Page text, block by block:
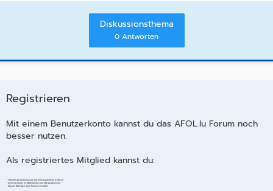
Diskussionsthema
0 Antworten
Registrieren
Mit einem Benutzerkonto kannst du das AFOL.lu Forum noch
besser nutzen.
Als registriertes Mitglied kannst du:
- Themen abonnieren und auf dem Laufenden bleiben
- Dich mit anderen Mitgliedern direkt austauschen
- Eigene Beiträge und Themen erstellen